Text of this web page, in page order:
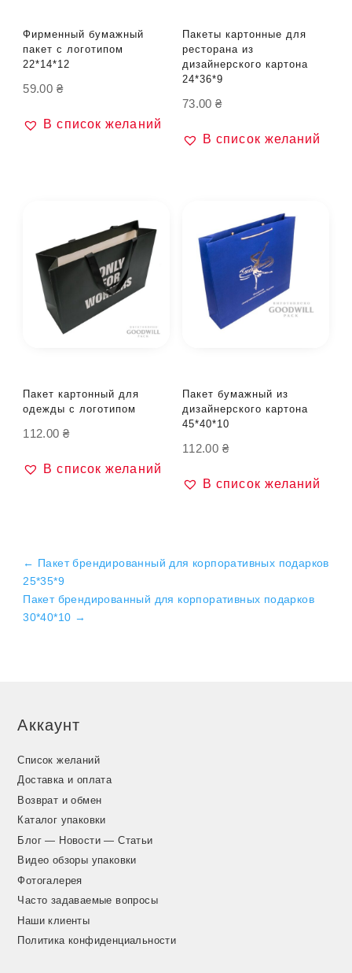
Фирменный бумажный
пакет с логотипом
22*14*12
59.00 ₴
В список желаний
Пакеты картонные для
ресторана из
дизайнерского картона
24*36*9
73.00₴
В список желаний
Пакет картонный для
одежды с логотипом
112.00 ₴
В список желаний
Пакет бумажный из
дизайнерского картона
45*40*10
112.00 ₴
В список желаний
← Пакет брендированный для корпоративных подарков
25*35*9
Пакет брендированный для корпоративных подарков
30*40*10 →
Аккаунт
Список желаний
Доставка и оплата
Возврат и обмен
Каталог упаковки
Блог — Новости — Статьи
Видео обзоры упаковки
Фотогалерея
Часто задаваемые вопросы
Наши клиенты
Политика конфиденциальности